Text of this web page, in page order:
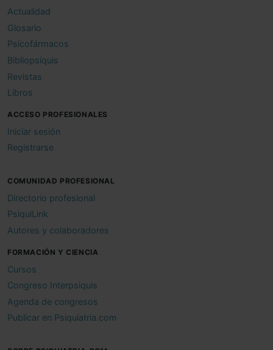
Actualidad
Glosario
Psicofármacos
Bibliopsiquis
Revistas
Libros
ACCESO PROFESIONALES
Iniciar sesión
Registrarse
COMUNIDAD PROFESIONAL
Directorio profesional
PsiquiLink
Autores y colaboradores
FORMACIÓN Y CIENCIA
Cursos
Congreso Interpsiquis
Agenda de congresos
Publicar en Psiquiatria.com